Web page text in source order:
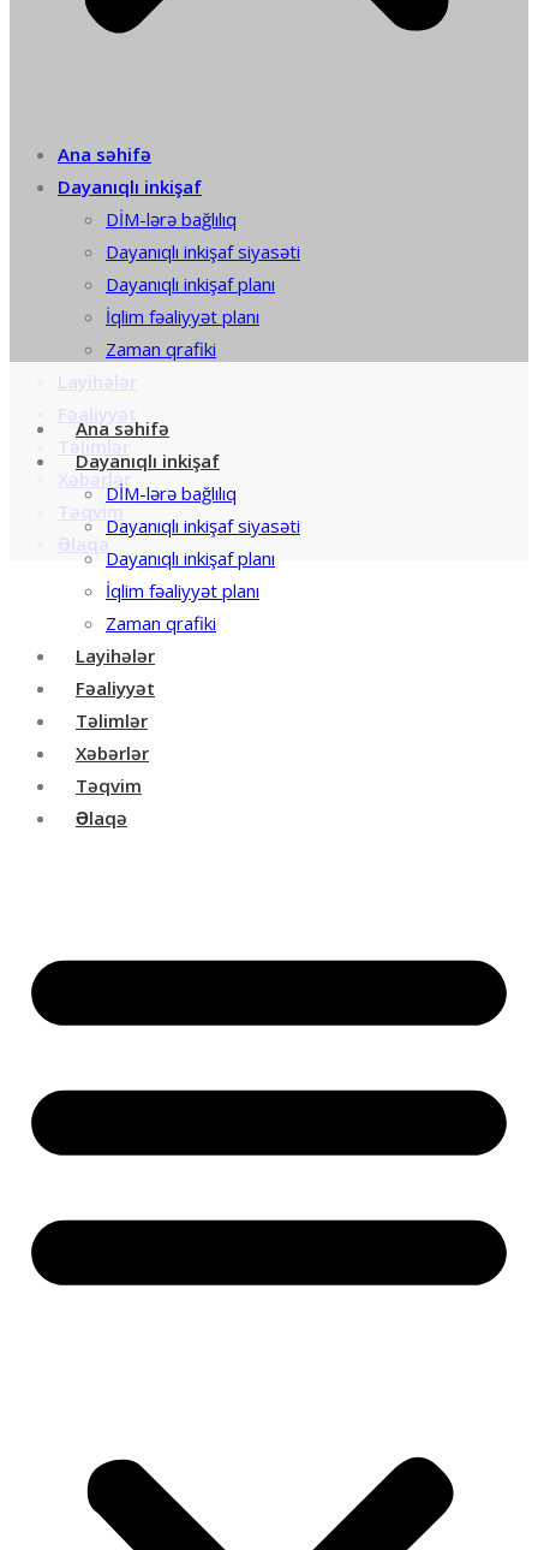
Ana səhifə
Dayanıqlı inkişaf
DİM-lərə bağlılıq
Dayanıqlı inkişaf siyasəti
Dayanıqlı inkişaf planı
İqlim fəaliyyət planı
Zaman qrafiki
Layihələr
Fəaliyyət
Təlimlər
Xəbərlər
Təqvim
Əlaqə
Ana səhifə
Dayanıqlı inkişaf
DİM-lərə bağlılıq
Dayanıqlı inkişaf siyasəti
Dayanıqlı inkişaf planı
İqlim fəaliyyət planı
Zaman qrafiki
Layihələr
Fəaliyyət
Təlimlər
Xəbərlər
Təqvim
Əlaqə